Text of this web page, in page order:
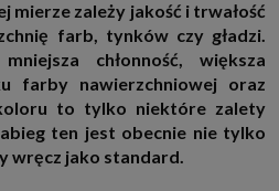
wyżej prosimy, administratorami Twoich
nasi Zaufani Partnerzy. Listę Zaufanych
w każdym momencie na stronie naszej
lub cofnąć swoje zgody.
celach:
o realizację danej usługi (np. usługi
mierze zależy jakość i trwałość
farb, tynków czy gładzi.
chłonność, większa
farby nawierzchniowej oraz
to tylko niektóre zalety
ten jest obecnie nie tylko
wręcz jako standard.